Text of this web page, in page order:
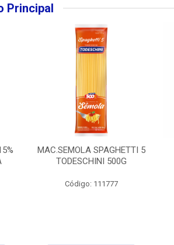
Principal
MAC.SEMOLA SPAGHETTI 5
TODESCHINI 500G
Código: 111777